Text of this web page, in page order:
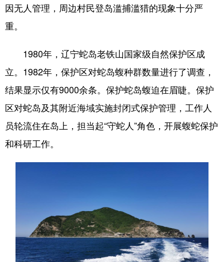
因无人管理，周边村民登岛滥捕滥猎的现象十分严
重。
1980年，辽宁蛇岛老铁山国家级自然保护区成
立。1982年，保护区对蛇岛蝮种群数量进行了调查，
结果显示仅有9000余条。保护蛇岛蝮迫在眉睫。保护
区对蛇岛及其附近海域实施封闭式保护管理，工作人
员轮流住在岛上，担当起“守蛇人”角色，开展蝮蛇保护
和科研工作。